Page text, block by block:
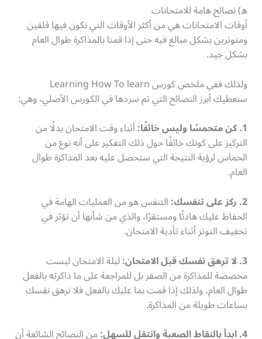
ه) نصائح هامة للامتحانات
أوقات الامتحانات هي من أكثر الأوقات التي نكون فيها قلقين
ومتوترين بشكل مبالغ فيه حتى إذا قمنا بالمذاكرة طوال العام
بشكل جيد.
ولذلك ففي ملخص كورس Learning How To learn
سنعطيك أبرز النصائح التي تم سردها في الكورس الأصلي، وهي:
1. كن متحمسًا وليس خائفًا:
أثناء وقت الامتحان بدلًا من
التركيز على كونك خائفًا حول ذلك التفكير على أنه نوع من
الحماس لرؤية النتيجة التي ستحصل عليه بعد المذاكرة طوال
العام.
2. ركز على تنفسك:
التنفس هو من العمليات الهامة في
الحفاظ عليك هادئًا ومستقرًا، والذي من شأنها أن تؤثر في
تخفيف التوتر أثناء تأدية الامتحان.
3. لا ترهق نفسك قبل الامتحان:
ليلة الامتحان ليست
مخصصة للمذاكرة من الصفر بل للمراجعة على ما ذاكرته بالفعل
طوال العام، ولذلك إذا قمت بما عليك بالفعل فلا ترهق نفسك
بساعات طويلة من المذاكرة.
4. ابدأ بالنقاط الصعبة وانتقل للسهل:
من النصائح الشائعة أن